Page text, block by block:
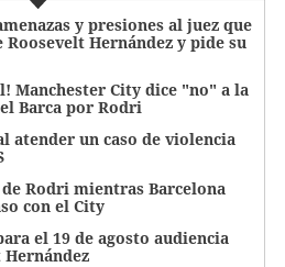
y presiones al juez que
Roosevelt Hernández y pide su
Manchester City dice "no" a la
Barca por Rodri
atender un caso de violencia
de Rodri mientras Barcelona
con el City
el 19 de agosto audiencia